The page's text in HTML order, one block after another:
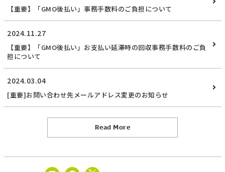
【重要】「GMO後払い」事務手数料のご負担について
2024.11.27
【重要】「GMO後払い」お支払い延滞時の回収事務手数料のご負
担について
2024.03.04
[重要]お問い合わせ先メールアドレス変更のお知らせ
Read More